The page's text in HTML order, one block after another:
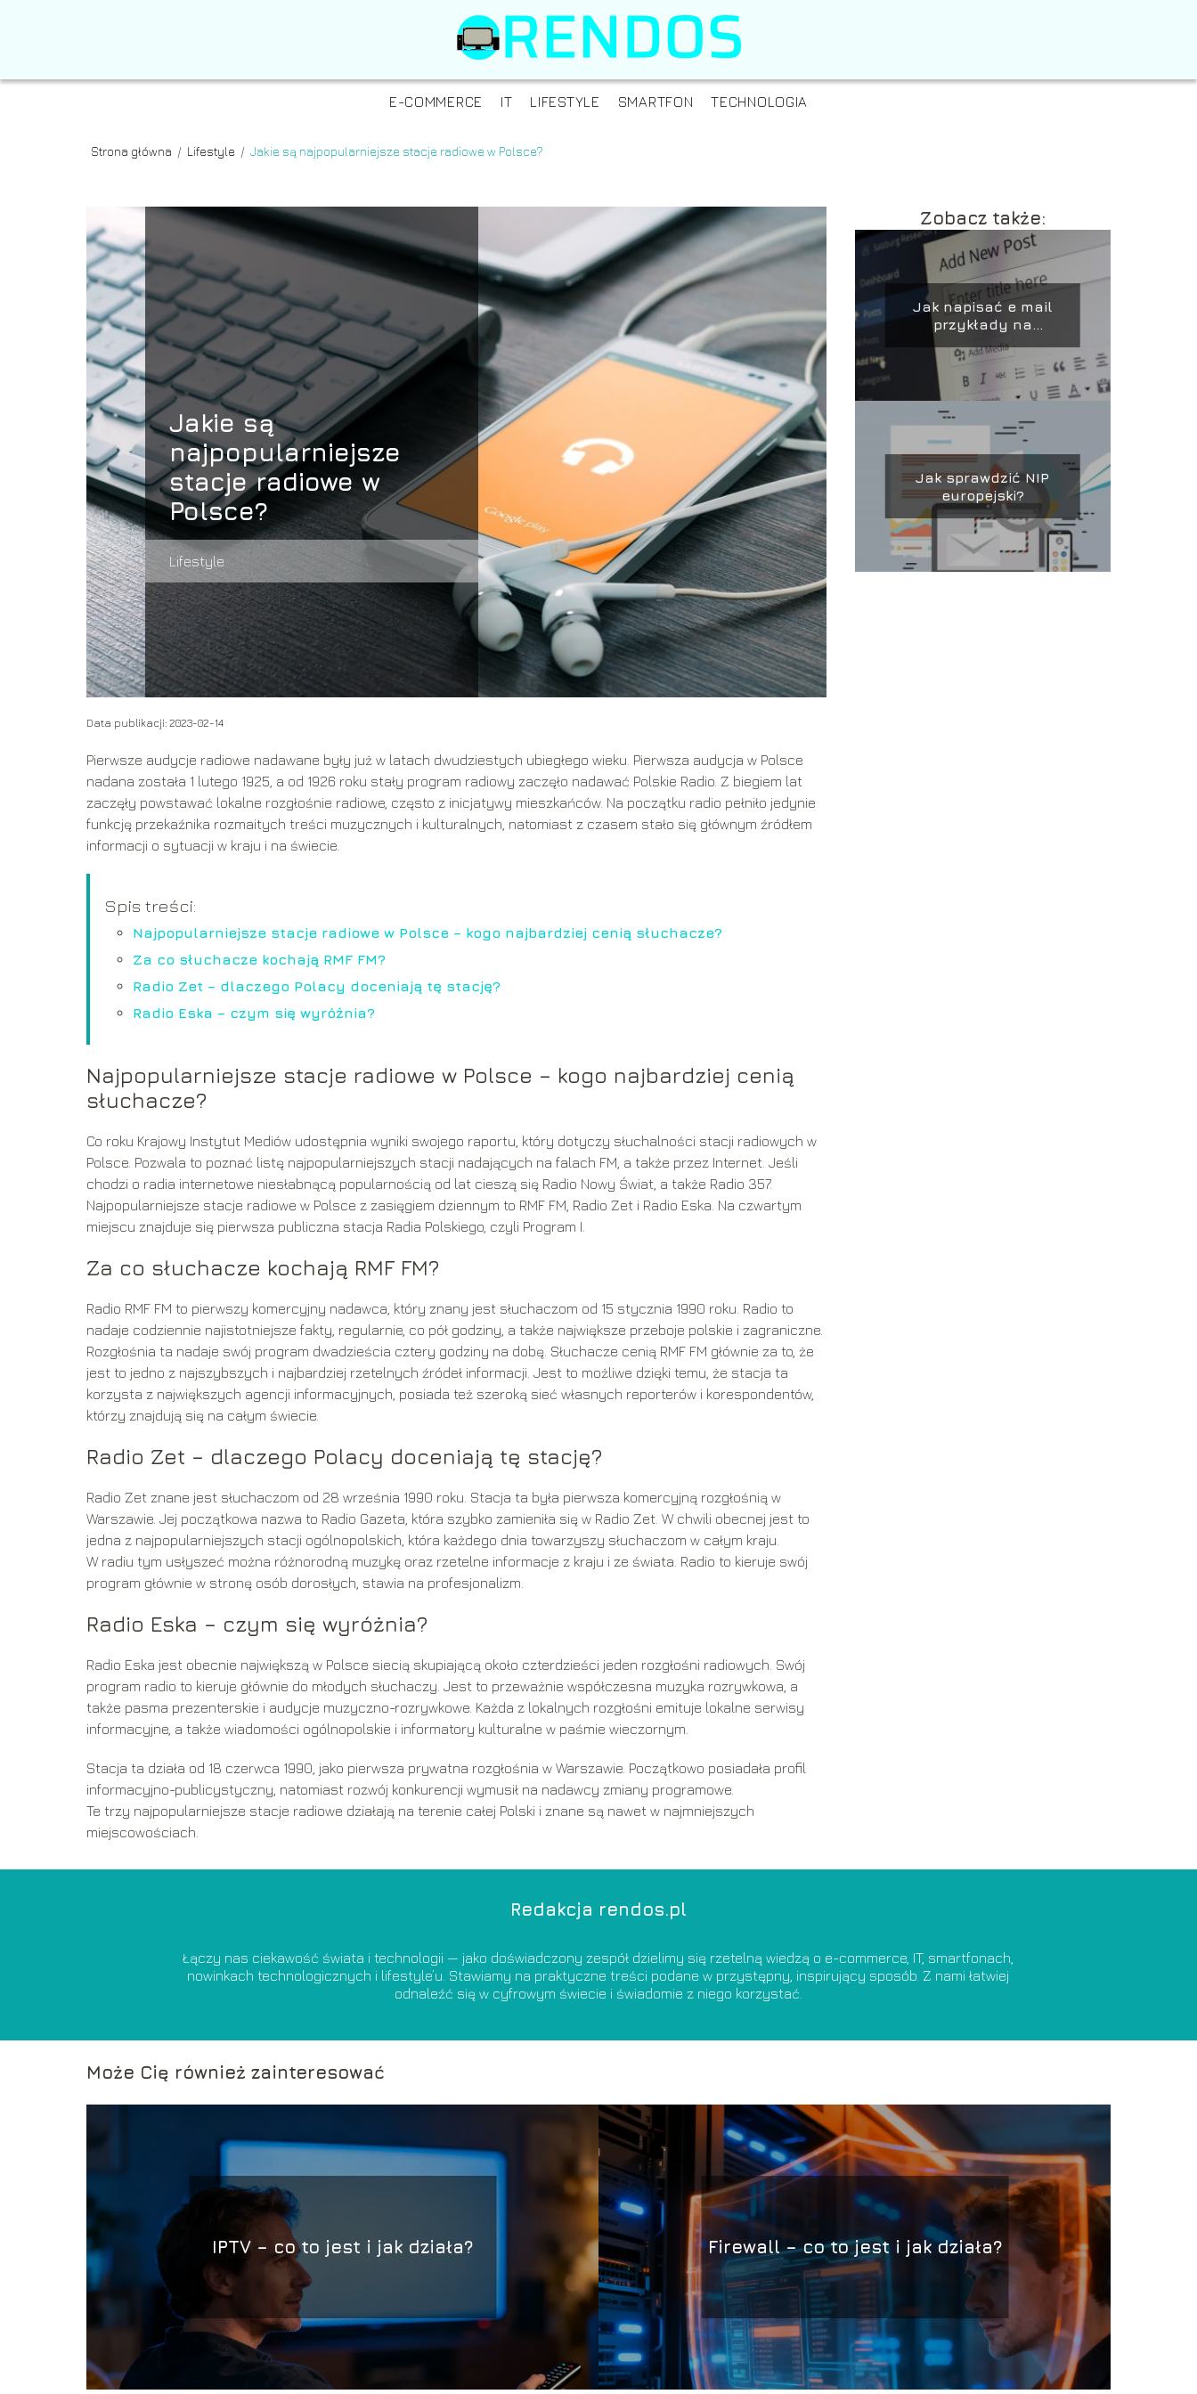
E-COMMERCE IT LIFESTYLE SMARTFON TECHNOLOGIA
Strona główna / Lifestyle / Jakie są najpopularniejsze stacje radiowe w Polsce?
Jakie są
najpopularniejsze
stacje radiowe w
Polsce?
Lifestyle
Data publikacji: 2023-02-14
Pierwsze audycje radiowe nadawane były już w latach dwudziestych ubiegłego wieku. Pierwsza audycja w Polsce
nadana została 1 lutego 1925, a od 1926 roku stały program radiowy zaczęło nadawać Polskie Radio. Z biegiem lat
zaczęły powstawać lokalne rozgłośnie radiowe, często z inicjatywy mieszkańców. Na początku radio pełniło jedynie
funkcję przekaźnika rozmaitych treści muzycznych i kulturalnych, natomiast z czasem stało się głównym źródłem
informacji o sytuacji w kraju i na świecie.
Spis treści:
Najpopularniejsze stacje radiowe w Polsce – kogo najbardziej cenią słuchacze?
Za co słuchacze kochają RMF FM?
Radio Zet – dlaczego Polacy doceniają tę stację?
Radio Eska – czym się wyróżnia?
Najpopularniejsze stacje radiowe w Polsce – kogo najbardziej cenią
słuchacze?
Co roku Krajowy Instytut Mediów udostępnia wyniki swojego raportu, który dotyczy słuchalności stacji radiowych w
Polsce. Pozwala to poznać listę najpopularniejszych stacji nadających na falach FM, a także przez Internet. Jeśli
chodzi o radia internetowe niesłabnącą popularnością od lat cieszą się Radio Nowy Świat, a także Radio 357.
Najpopularniejsze stacje radiowe w Polsce z zasięgiem dziennym to RMF FM, Radio Zet i Radio Eska. Na czwartym
miejscu znajduje się pierwsza publiczna stacja Radia Polskiego, czyli Program I.
Za co słuchacze kochają RMF FM?
Radio RMF FM to pierwszy komercyjny nadawca, który znany jest słuchaczom od 15 stycznia 1990 roku. Radio to
nadaje codziennie najistotniejsze fakty, regularnie, co pół godziny, a także największe przeboje polskie i zagraniczne.
Rozgłośnia ta nadaje swój program dwadzieścia cztery godziny na dobę. Słuchacze cenią RMF FM głównie za to, że
jest to jedno z najszybszych i najbardziej rzetelnych źródeł informacji. Jest to możliwe dzięki temu, że stacja ta
korzysta z największych agencji informacyjnych, posiada też szeroką sieć własnych reporterów i korespondentów,
którzy znajdują się na całym świecie.
Radio Zet – dlaczego Polacy doceniają tę stację?
Radio Zet znane jest słuchaczom od 28 września 1990 roku. Stacja ta była pierwsza komercyjną rozgłośnią w
Warszawie. Jej początkowa nazwa to Radio Gazeta, która szybko zamieniła się w Radio Zet. W chwili obecnej jest to
jedna z najpopularniejszych stacji ogólnopolskich, która każdego dnia towarzyszy słuchaczom w całym kraju.
W radiu tym usłyszeć można różnorodną muzykę oraz rzetelne informacje z kraju i ze świata. Radio to kieruje swój
program głównie w stronę osób dorosłych, stawia na profesjonalizm.
Radio Eska – czym się wyróżnia?
Radio Eska jest obecnie największą w Polsce siecią skupiającą około czterdzieści jeden rozgłośni radiowych. Swój
program radio to kieruje głównie do młodych słuchaczy. Jest to przeważnie współczesna muzyka rozrywkowa, a
także pasma prezenterskie i audycje muzyczno-rozrywkowe. Każda z lokalnych rozgłośni emituje lokalne serwisy
informacyjne, a także wiadomości ogólnopolskie i informatory kulturalne w paśmie wieczornym.
Stacja ta działa od 18 czerwca 1990, jako pierwsza prywatna rozgłośnia w Warszawie. Początkowo posiadała profil
informacyjno-publicystyczny, natomiast rozwój konkurencji wymusił na nadawcy zmiany programowe.
Te trzy najpopularniejsze stacje radiowe działają na terenie całej Polski i znane są nawet w najmniejszych
miejscowościach.
Zobacz także:
Jak napisać e mail
przykłady na
poprawne wysłanie
wiadomości
Jak sprawdzić NIP
europejski?
Redakcja rendos.pl
Łączy nas ciekawość świata i technologii — jako doświadczony zespół dzielimy się rzetelną wiedzą o e-commerce, IT, smartfonach,
nowinkach technologicznych i lifestyle’u. Stawiamy na praktyczne treści podane w przystępny, inspirujący sposób. Z nami łatwiej
odnaleźć się w cyfrowym świecie i świadomie z niego korzystać.
Może Cię również zainteresować
IPTV – co to jest i jak działa? Firewall – co to jest i jak działa?